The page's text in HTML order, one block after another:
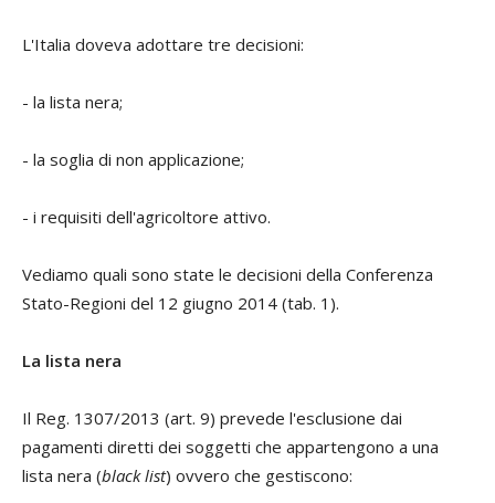
L'Italia doveva adottare tre decisioni:
- la lista nera;
- la soglia di non applicazione;
- i requisiti dell'agricoltore attivo.
Vediamo quali sono state le decisioni della Conferenza
Stato-Regioni del 12 giugno 2014 (tab. 1).
La lista nera
Il Reg. 1307/2013 (art. 9) prevede l'esclusione dai
pagamenti diretti dei soggetti che appartengono a una
lista nera (black list) ovvero che gestiscono: